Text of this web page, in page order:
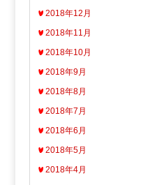
2018年12月
2018年11月
2018年10月
2018年9月
2018年8月
2018年7月
2018年6月
2018年5月
2018年4月